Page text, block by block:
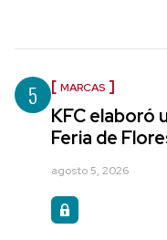
5 MARCAS
KFC elaboró
Feria de
agosto 5, 2026